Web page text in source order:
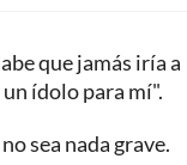
que jamás iría a
ídolo para mí".
sea nada grave.